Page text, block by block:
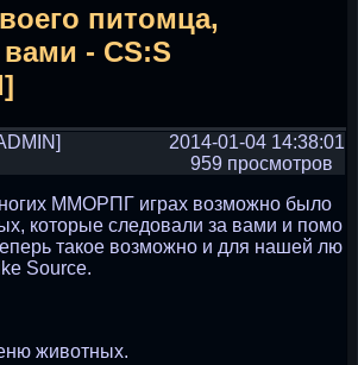
питомца,
- CS:S
2014-01-04 14:38:01
959 просмотров
ММОРПГ играх возможно было
которые следовали за вами и помо
такое возможно и для нашей лю
Source.
животных.